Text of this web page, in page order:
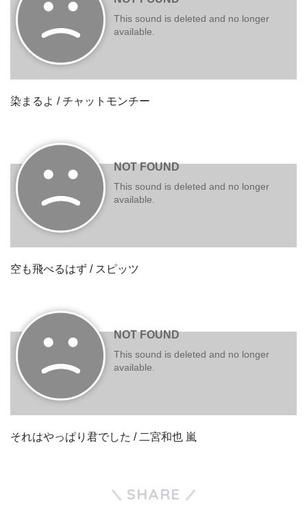
染まるよ / チャットモンチー
空も飛べるはず / スピッツ
それはやっぱり君でした / 二宮和也 嵐
SHARE